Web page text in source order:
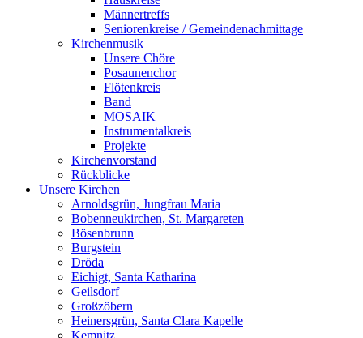
Männertreffs
Seniorenkreise / Gemeindenachmittage
Kirchenmusik
Unsere Chöre
Posaunenchor
Flötenkreis
Band
MOSAIK
Instrumentalkreis
Projekte
Kirchenvorstand
Rückblicke
Unsere Kirchen
Arnoldsgrün, Jungfrau Maria
Bobenneukirchen, St. Margareten
Bösenbrunn
Burgstein
Dröda
Eichigt, Santa Katharina
Geilsdorf
Großzöbern
Heinersgrün, Santa Clara Kapelle